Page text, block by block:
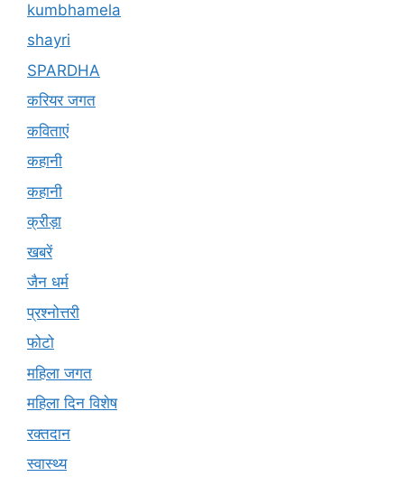
kumbhamela
shayri
SPARDHA
करियर जगत
कविताएं
कहानी
कहानी
क्रीड़ा
खबरें
जैन धर्म
प्रश्नोत्तरी
फोटो
महिला जगत
महिला दिन विशेष
रक्तदान
स्वास्थ्य